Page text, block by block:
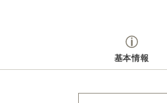
基本情報